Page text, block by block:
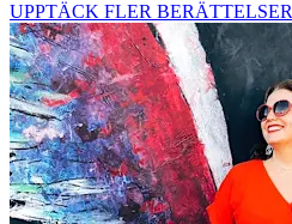
UPPTÄCK FLER BERÄTTELSER